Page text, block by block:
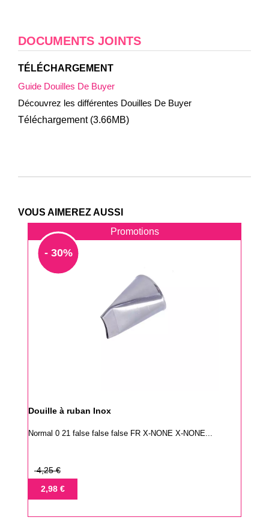
DOCUMENTS JOINTS
TÉLÉCHARGEMENT
Guide Douilles De Buyer
Découvrez les différentes Douilles De Buyer
Téléchargement (3.66MB)
VOUS AIMEREZ AUSSI
Promotions
- 30%
Douille à ruban Inox
Normal 0 21 false false false FR X-NONE X-NONE...
Prix
base
4,25 €
Prix2,98 €